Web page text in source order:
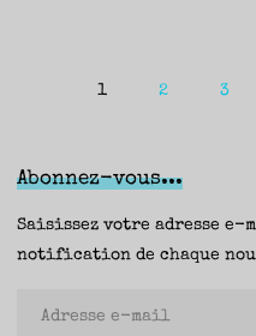
1 2 3
Abonnez-vous...
Saisissez votre adresse
notification de chaque